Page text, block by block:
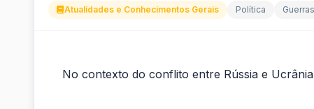
Atualidades e Conhecimentos Gerais Política
No
No contexto do conflito entre Rússia e